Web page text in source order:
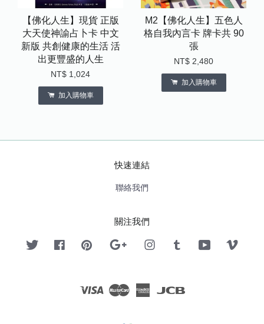
【佛化人生】現貨 正版
大天使神諭占卜卡 中文
新版 共創健康的生活 活
出更豐盛的人生
NT$ 1,024
加入購物車
M2【佛化人生】五色人
格自我內言卡 牌卡共 90
張
NT$ 2,480
加入購物車
快速連結
聯絡我們
關注我們
Twitter FacebookPinterest Google InstagramTumblr YouTube
Visa Master American